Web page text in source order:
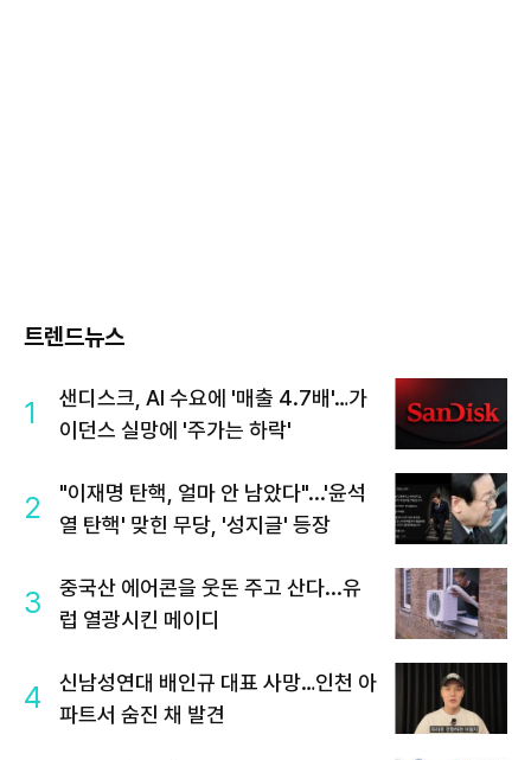
트렌드뉴스
1
샌디스크, AI 수요에 '매출 4.7배'…가
이던스 실망에 '주가는 하락'
2
"이재명 탄핵, 얼마 안 남았다"...'윤석
열 탄핵' 맞힌 무당, '성지글' 등장
3
중국산 에어콘을 웃돈 주고 산다...유
럽 열광시킨 메이디
4
신남성연대 배인규 대표 사망…인천 아
파트서 숨진 채 발견